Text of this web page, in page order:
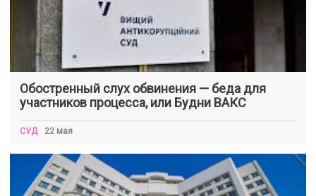
Обостренный слух обвинения — беда для
участников процесса, или Будни ВАКС
СУД 22 мая